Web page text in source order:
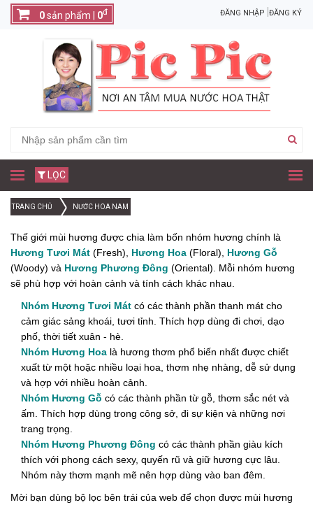
ĐĂNG NHẬP ĐĂNG KÝ
0sản phẩm | 0đ
LỌC
TRANG CHỦ NƯỚC HOA NAM
Thế giới mùi hương được chia làm bốn nhóm hương chính là
Hương Tươi Mát (Fresh), Hương Hoa (Floral), Hương Gỗ
(Woody) và Hương Phương Đông (Oriental). Mỗi nhóm hương
sẽ phù hợp với hoàn cảnh và tính cách khác nhau.
Nhóm Hương Tươi Mát có các thành phần thanh mát cho
cảm giác sảng khoái, tươi tỉnh. Thích hợp dùng đi chơi, dạo
phố, thời tiết xuân - hè.
Nhóm Hương Hoa là hương thơm phổ biến nhất được chiết
xuất từ một hoặc nhiều loại hoa, thơm nhẹ nhàng, dễ sử dụng
và hợp với nhiều hoàn cảnh.
Nhóm Hương Gỗ có các thành phần từ gỗ, thơm sắc nét và
ấm. Thích hợp dùng trong công sở, đi sự kiện và những nơi
trang trọng.
Nhóm Hương Phương Đông có các thành phần giàu kích
thích với phong cách sexy, quyến rũ và giữ hương cực lâu.
Nhóm này thơm mạnh mẽ nên hợp dùng vào ban đêm.
Mời bạn dùng bộ lọc bên trái của web để chọn được mùi hương